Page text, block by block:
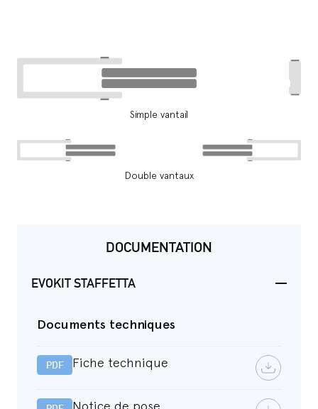
Simple vantail
Double vantaux
DOCUMENTATION
EVOKIT STAFFETTA
Documents techniques
PDF Fiche technique
Notice de pose